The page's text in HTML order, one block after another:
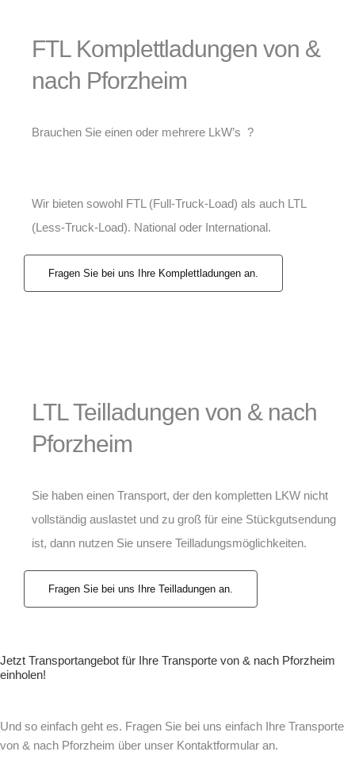
FTL Komplettladungen von &
nach Pforzheim
Brauchen Sie einen oder mehrere LkW’s ?
Wir bieten sowohl FTL (Full-Truck-Load) als auch LTL
(Less-Truck-Load). National oder International.
Fragen Sie bei uns Ihre Komplettladungen an.
LTL Teilladungen von & nach
Pforzheim
Sie haben einen Transport, der den kompletten LKW nicht
vollständig auslastet und zu groß für eine Stückgutsendung
ist, dann nutzen Sie unsere Teilladungsmöglichkeiten.
Fragen Sie bei uns Ihre Teilladungen an.
Jetzt Transportangebot für Ihre Transporte von & nach Pforzheim
einholen!
Und so einfach geht es. Fragen Sie bei uns einfach Ihre Transporte
von & nach Pforzheim über unser Kontaktformular an.